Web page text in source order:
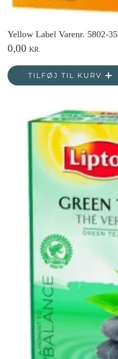
Yellow Label Varenr. 5802-35
0,00 KR.
TILFØJ TIL KURV